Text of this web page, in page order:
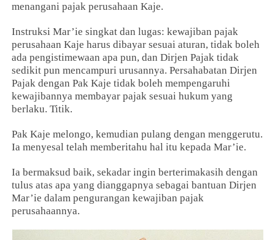
menangani pajak perusahaan Kaje.
Instruksi Mar’ie singkat dan lugas: kewajiban pajak
perusahaan Kaje harus dibayar sesuai aturan, tidak boleh
ada pengistimewaan apa pun, dan Dirjen Pajak tidak
sedikit pun mencampuri urusannya. Persahabatan Dirjen
Pajak dengan Pak Kaje tidak boleh mempengaruhi
kewajibannya membayar pajak sesuai hukum yang
berlaku. Titik.
Pak Kaje melongo, kemudian pulang dengan menggerutu.
Ia menyesal telah memberitahu hal itu kepada Mar’ie.
Ia bermaksud baik, sekadar ingin berterimakasih dengan
tulus atas apa yang dianggapnya sebagai bantuan Dirjen
Mar’ie dalam pengurangan kewajiban pajak
perusahaannya.